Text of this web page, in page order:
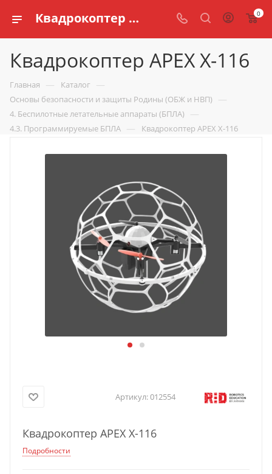
Квадрокоптер APEX X-116 купить по доступной цене в интернет магазине schools.ru 0
Квадрокоптер APEX X-116
Главная — Каталог —
Основы безопасности и защиты Родины (ОБЖ и НВП) —
4. Беспилотные летательные аппараты (БПЛА) —
4.3. Программируемые БПЛА — Квадрокоптер APEX X-116
Артикул:012554
Квадрокоптер APEX X-116
Подробности